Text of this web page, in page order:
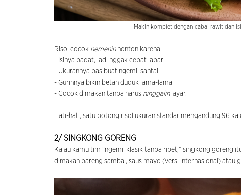
Makin komplet dengan cabai rawit dan
Risol cocok nemenin nonton karena:
- Isinya padat, jadi nggak cepat lapar
- Ukurannya pas buat ngemil santai
- Gurihnya bikin betah duduk lama-lama
- Cocok dimakan tanpa harus ninggalin layar.
Hati-hati, satu potong risol ukuran standar mengandung 96
2/ SINGKONG GORENG
Kalau kamu tim “ngemil klasik tanpa ribet,” singkong goreng
dimakan bareng sambal, saus mayo (versi internasional) atau